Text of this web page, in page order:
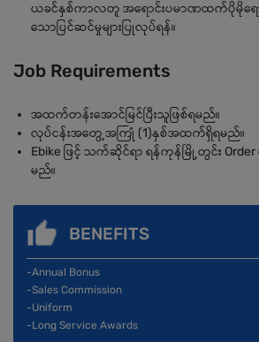
ယခင်နှစ်ကာလတူ အရောင်းပမာဏထက်ပိုမိုရော
သောပြင်ဆင်မှုများပြုလုပ်ရန်။
Job Requirements
အထက်တန်းအောင်မြင်ပြီးသူဖြစ်ရမည်။
လုပ်ငန်းအတွေ့အကြုံ (1)နှစ်အထက်ရှိရမည်။
Ebike ဖြင့် သက်ဆိုင်ရာ ရန်ကုန်မြို့တွင်း
မည်။
BENEFITS
-Annual Bonus
-Sales Commission
-Uniform
-Long Service Awards